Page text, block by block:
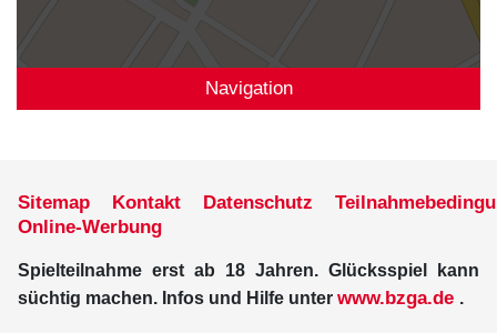
Navigation
Sitemap Kontakt Datenschutz
Online-Werbung
Spielteilnahme erst ab 18 Jahren. Glücksspiel kann
süchtig machen. Infos und Hilfe unter www.bzga.de .